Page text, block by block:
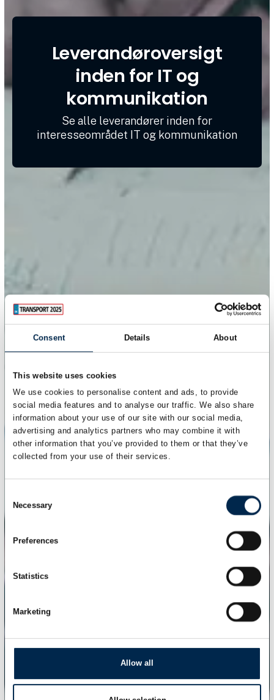
Consent Details About
This website uses cookies
We use cookies to personalise content and ads, to provide
social media features and to analyse our traffic. We also share
information about your use of our site with our social media,
advertising and analytics partners who may combine it with
other information that you’ve provided to them or that they’ve
collected from your use of their services.
Selection
Necessary
Preferences
Statistics
Marketing
Allow all
Leverandøroversigt
inden for IT og
kommunikation
Se alle leverandører inden for
interesseområdet IT og kommunikation